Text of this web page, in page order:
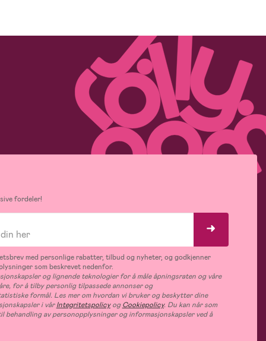
fordeler!
med personlige rabatter, tilbud og nyheter, og godkjenner
som beskrevet nedenfor.
og lignende teknologier for å måle åpningsraten og våre
for å tilby personlig tilpassede annonser og
formål. Les mer om hvordan vi bruker og beskytter dine
i vårIntegritetspolicyogCookiepolicy. Du kan når som
behandling av personopplysninger og informasjonskapsler ved å